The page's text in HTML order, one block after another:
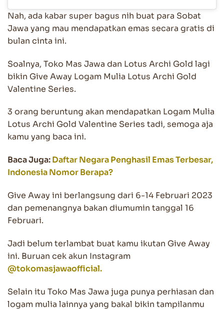
Nah, ada kabar super bagus nih buat para Sobat
Jawa yang mau mendapatkan emas secara gratis di
bulan cinta ini.
Soalnya, Toko Mas Jawa dan Lotus Archi Gold lagi
bikin Give Away Logam Mulia Lotus Archi Gold
Valentine Series.
3 orang beruntung akan mendapatkan Logam Mulia
Lotus Archi Gold Valentine Series tadi, semoga aja
kamu yang baca ini.
Baca Juga:Daftar Negara Penghasil Emas Terbesar,
Indonesia Nomor Berapa?
Give Away ini berlangsung dari 6-14 Februari 2023
dan pemenangnya bakan diumumin tanggal 16
Februari.
Jadi belum terlambat buat kamu ikutan Give Away
ini. Buruan cek akun Instagram
@tokomasjawaofficial.
Selain itu Toko Mas Jawa juga punya perhiasan dan
logam mulia lainnya yang bakal bikin tampilanmu